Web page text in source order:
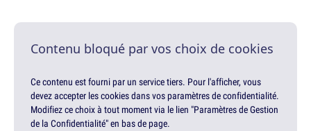
Contenu bloqué par vos choix de cookies
Ce contenu est fourni par un service tiers. Pour l'afficher, vous
devez accepter les cookies dans vos paramètres de confidentialité.
Modifiez ce choix à tout moment via le lien "Paramètres de Gestion
de la Confidentialité" en bas de page.